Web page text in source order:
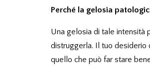
Perché la gelosia
Una gelosia di tale intensità
distruggerla. Il tuo desiderio
quello che può far stare